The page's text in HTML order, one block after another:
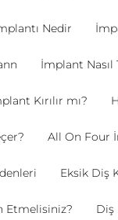
Nedir
İmplant Nasıl
Kırılır mı?
All On Four
Eksik Diş
Etmelisiniz? Diş